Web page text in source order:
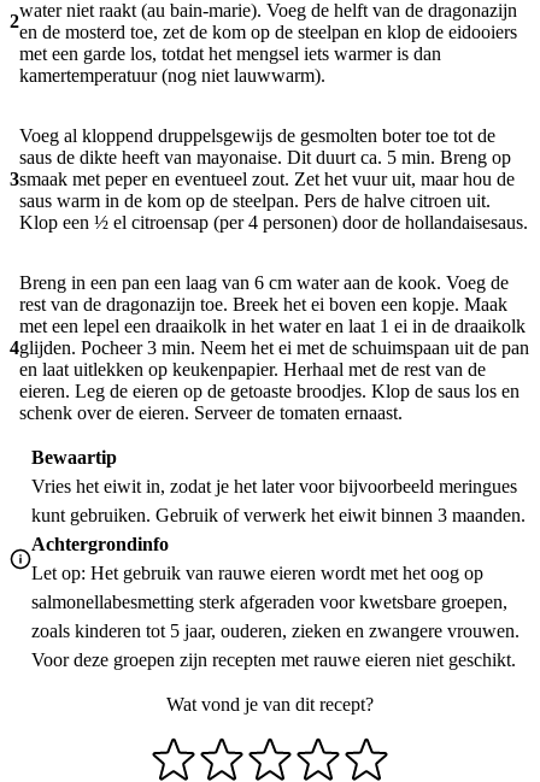
2
water niet raakt (au bain-marie). Voeg de helft van de dragonazijn
en de mosterd toe, zet de kom op de steelpan en klop de eidooiers
met een garde los, totdat het mengsel iets warmer is dan
kamertemperatuur (nog niet lauwwarm).
3
Voeg al kloppend druppelsgewijs de gesmolten boter toe tot de
saus de dikte heeft van mayonaise. Dit duurt ca. 5 min. Breng op
smaak met peper en eventueel zout. Zet het vuur uit, maar hou de
saus warm in de kom op de steelpan. Pers de halve citroen uit.
Klop een ½ el citroensap (per 4 personen) door de hollandaisesaus.
4
Breng in een pan een laag van 6 cm water aan de kook. Voeg de
rest van de dragonazijn toe. Breek het ei boven een kopje. Maak
met een lepel een draaikolk in het water en laat 1 ei in de draaikolk
glijden. Pocheer 3 min. Neem het ei met de schuimspaan uit de pan
en laat uitlekken op keukenpapier. Herhaal met de rest van de
eieren. Leg de eieren op de getoaste broodjes. Klop de saus los en
schenk over de eieren. Serveer de tomaten ernaast.
Bewaartip
Vries het eiwit in, zodat je het later voor bijvoorbeeld meringues
kunt gebruiken. Gebruik of verwerk het eiwit binnen 3 maanden.
Achtergrondinfo
Let op: Het gebruik van rauwe eieren wordt met het oog op
salmonellabesmetting sterk afgeraden voor kwetsbare groepen,
zoals kinderen tot 5 jaar, ouderen, zieken en zwangere vrouwen.
Voor deze groepen zijn recepten met rauwe eieren niet geschikt.
Wat vond je van dit recept?